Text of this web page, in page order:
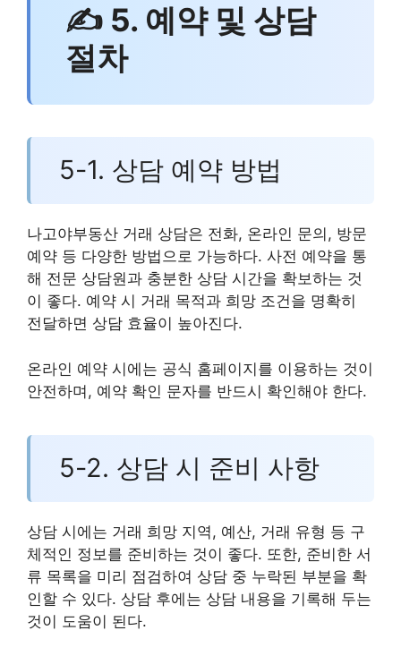
✍ 5. 예약 및 상담
절차
5-1. 상담 예약 방법
나고야부동산 거래 상담은 전화, 온라인 문의, 방문
예약 등 다양한 방법으로 가능하다. 사전 예약을 통
해 전문 상담원과 충분한 상담 시간을 확보하는 것
이 좋다. 예약 시 거래 목적과 희망 조건을 명확히
전달하면 상담 효율이 높아진다.
온라인 예약 시에는 공식 홈페이지를 이용하는 것이
안전하며, 예약 확인 문자를 반드시 확인해야 한다.
5-2. 상담 시 준비 사항
상담 시에는 거래 희망 지역, 예산, 거래 유형 등 구
체적인 정보를 준비하는 것이 좋다. 또한, 준비한 서
류 목록을 미리 점검하여 상담 중 누락된 부분을 확
인할 수 있다. 상담 후에는 상담 내용을 기록해 두는
것이 도움이 된다.